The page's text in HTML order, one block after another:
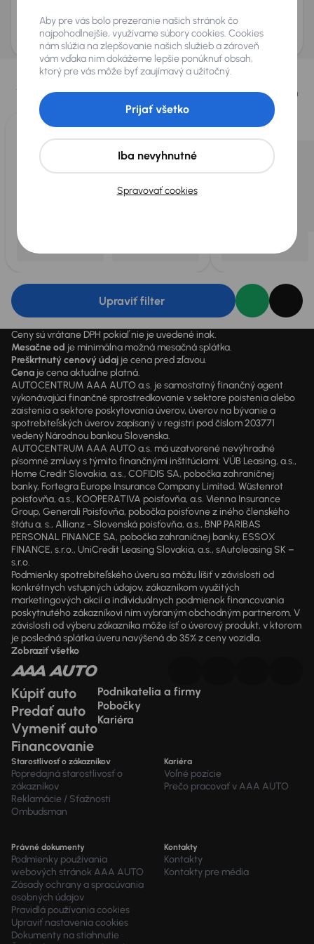
AURES Holdings a.s., so sídlom Dopravákov 874/15, Čimice, 184 00 Praha 8 bude
uchovávať a spracovávať vaše osobné údaje v súlade so zásadami ochrany a
spracovania osobných údajov.
Vybrali sme pre vás
Vyberáme pre vás tienajlepšie vozidláz našej ponuky. Každý deň
pre vás vykúpimeaž 400 vozidiel
Upraviť filter
Ceny sú vrátane DPH pokiaľ nie je uvedené inak.
Mesačne od je minimálna možná mesačná splátka.
Preškrtnutý cenový údaj je cena pred zľavou.
Cena je cena aktuálne platná.
AUTOCENTRUM AAA AUTO a.s. je samostatný finančný agent
vykonávajúci finančné sprostredkovanie v sektore poistenia alebo
zaistenia a sektore poskytovania úverov, úverov na bývanie a
spotrebiteľských úverov zapísaný v registri pod číslom 203771
vedený Národnou bankou Slovenska.
AUTOCENTRUM AAA AUTO a.s. má uzatvorené nevýhradné
písomné zmluvy s týmito finančnými inštitúciami: VÚB Leasing, a.s.,
Home Credit Slovakia, a.s., COFIDIS SA, pobočka zahraničnej
banky, Fortegra Europe Insurance Company Limited, Wüstenrot
poisťovňa, a.s., KOOPERATIVA poisťovňa, a.s. Vienna Insurance
Group, Generali Poisťovňa, pobočka poisťovne z iného členského
štátu a. s., Allianz - Slovenská poisťovňa, a.s., BNP PARIBAS
PERSONAL FINANCE SA, pobočka zahraničnej banky, ESSOX
FINANCE, s.r.o., UniCredit Leasing Slovakia, a.s., sAutoleasing SK –
s.r.o.
Podmienky spotrebiteľského úveru sa môžu líšiť v závislosti od
konkrétnych vstupných údajov, zákazníkom využitých
marketingových akcií a individuálnych podmienok financovania
poskytnutého zákazníkovi ním vybraným obchodným partnerom. V
závislosti od výberu zákazníka môže ísť o úverový produkt, v ktorom
je posledná splátka úveru navýšená do 35% z ceny vozidla.
Zobraziť všetko
Kúpiť auto
Predať auto
Vymeniť auto
Financovanie
Podnikatelia a firmy
Pobočky
Kariéra
Starostlivosť o zákazníkov
Popredajná starostlivosť o
zákazníkov
Reklamácie / Sťažnosti
Ombudsman
Kariéra
Voľné pozície
Prečo pracovať v AAA AUTO
Právné dokumenty
Podmienky používania
webových stránok AAA AUTO
Zásady ochrany a spracúvania
osobných údajov
Pravidlá používania cookies
Upraviť nastavenia cookies
Dokumenty na stiahnutie
Kontakty
Kontakty
Kontakty pre média
Aby pre vás bolo prezeranie našich stránok čo
najpohodlnejšie, využívame súbory cookies. Cookies
nám slúžia na zlepšovanie našich služieb a zároveň
vám vďaka nim dokážeme lepšie ponúknuť obsah,
ktorý pre vás môže byť zaujímavý a užitočný.
Spravovať cookies
Iba nevyhnutné
Prijať všetko